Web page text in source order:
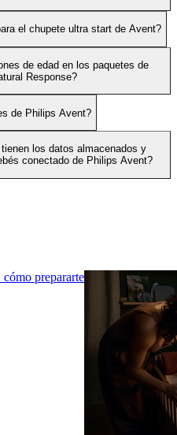
el chupete ultra start de Avent?
de edad en los paquetes de
Response?
de Philips Avent?
los datos almacenados y
conectado de Philips Avent?